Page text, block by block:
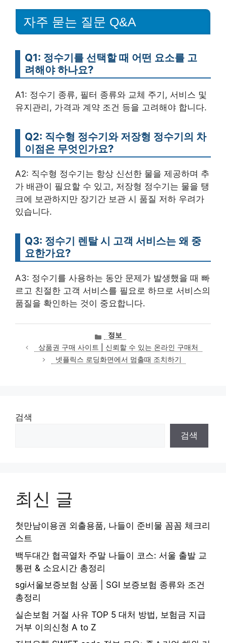
자주 묻는 질문 Q&A
Q1: 정수기를 선택할 때 어떤 요소를 고
려해야 하나요?
A1: 정수기 종류, 필터 종류와 교체 주기, 서비스 및
유지관리, 가격과 계약 조건 등을 고려해야 합니다.
Q2: 직수형 정수기와 저장형 정수기의 차
이점은 무엇인가요?
A2: 직수형 정수기는 항상 신선한 물을 제공하며 추
가 배관이 필요할 수 있고, 저장형 정수기는 물을 탱
크에 보관하지만 장기간 보관 시 품질 저하 우려가
있습니다.
Q3: 정수기 렌탈 시 고객 서비스는 왜 중
요한가요?
A3: 정수기를 사용하는 동안 문제가 발생했을 때 빠
르고 친절한 고객 서비스를 필요로 하므로 서비스의
품질을 확인하는 것이 중요합니다.
카
테
고
리
정보
상품권 구매 사이트 | 신뢰할 수 있는 온라인 구매처
넷플릭스 로딩화면에서 멈출때 조치하기
검색
검색
최신 글
첫만남이용권 외출용품, 나들이 준비물 꼼꼼 체크리
스트
백두대간 협곡열차 주말 나들이 코스: 서울 출발 교
통편 & 소요시간 총정리
sgi서울보증보험 상품 | SGI 보증보험 종류와 조건
총정리
실손보험 거절 사유 TOP 5 대처 방법, 보험금 지급
거부 이의신청 A to Z